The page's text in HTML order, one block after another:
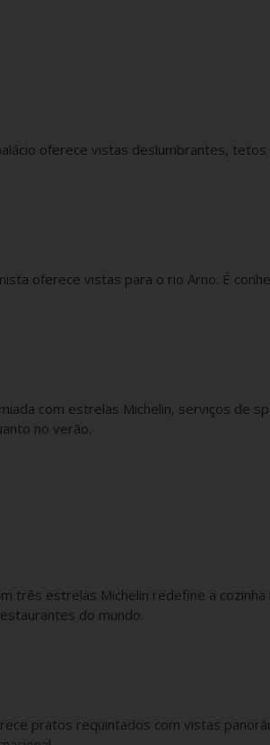
oferece vistas deslumbrantes,
oferece vistas para o rio Arno. É
com estrelas Michelin, serviços de
no verão.
três estrelas Michelin redefine a
do mundo.
pratos requintados com vistas